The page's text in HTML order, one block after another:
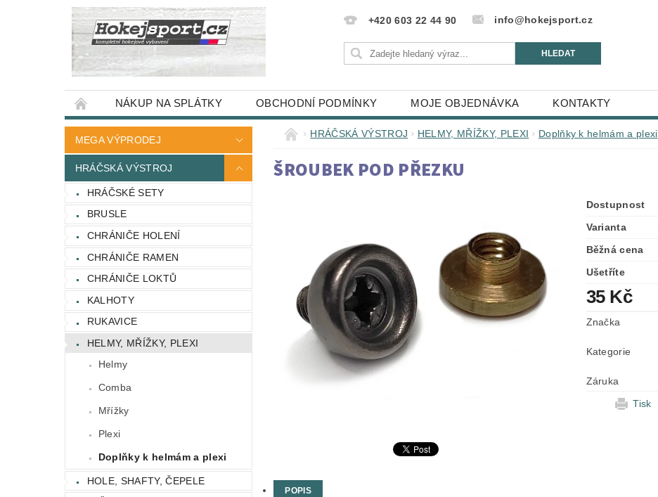
+420 603 22 44 90 info@hokejsport.cz
NÁKUP NA SPLÁTKY OBCHODNÍ PODMÍNKY MOJE OBJEDNÁVKA KONTAKTY
MEGA VÝPRODEJ
HRÁČSKÁ VÝSTROJ
HRÁČSKÉ SETY
BRUSLE
CHRÁNIČE HOLENÍ
CHRÁNIČE RAMEN
CHRÁNIČE LOKTŮ
KALHOTY
RUKAVICE
HELMY, MŘÍŽKY, PLEXI
Helmy
Comba
Mřížky
Plexi
Doplňky k helmám a plexi
HOLE, SHAFTY, ČEPELE
HRÁČSKÁ VÝSTROJ HELMY, MŘÍŽKY, PLEXI Doplňky k helmám a plexi
ŠROUBEK POD PŘEZKU
Dostupnost
Varianta
Běžná cena
Ušetříte
35 Kč
Značka
Kategorie
Záruka
Tisk
POPIS